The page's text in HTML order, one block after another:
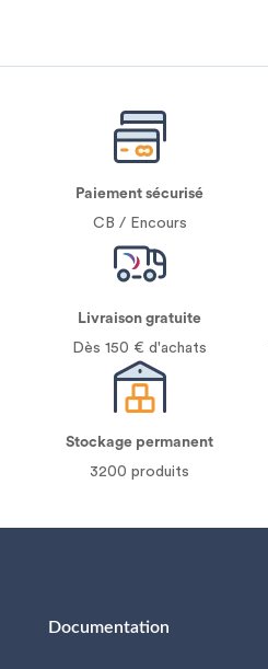
Paiement sécurisé
CB / Encours
Livraison gratuite
Dès 150 € d'achats
Stockage permanent
3200 produits
Documentation